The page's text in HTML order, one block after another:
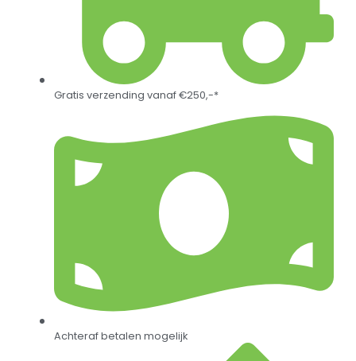
Gratis verzending vanaf €250,-*
Achteraf betalen mogelijk